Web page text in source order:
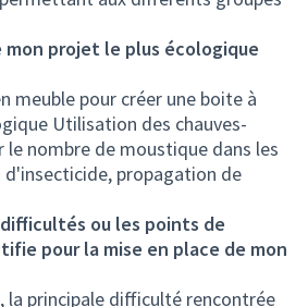
mon projet le plus écologique
meuble pour créer une boite à
Utilisation des chauves-
le nombre de moustique dans les
propagation de
ou les points de
pour la mise en place de mon
la principale difficulté rencontrée